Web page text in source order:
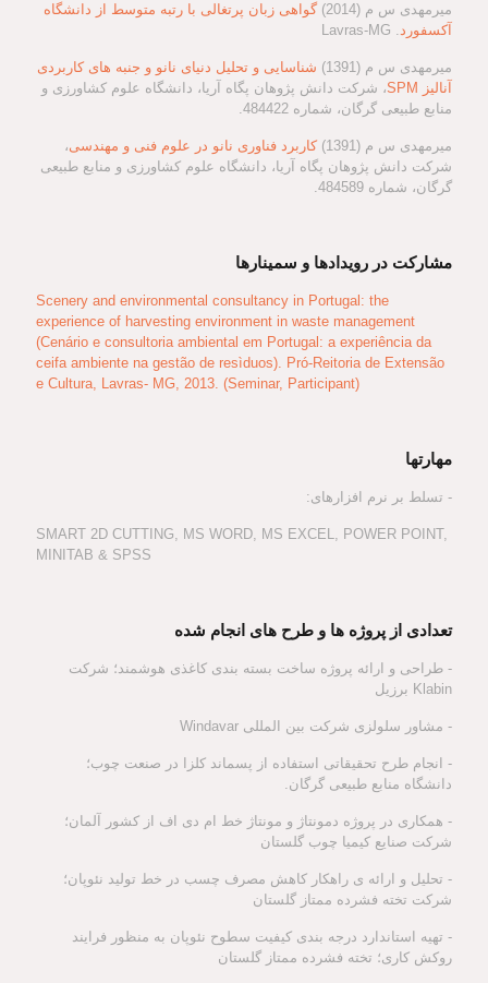
میرمهدی س م (2014)
گواهی زبان پرتغالی با رتبه متوسط از دانشگاه
آکسفورد. Lavras-MG
میرمهدی س م (1391)
شناسایی و تحلیل دنیای نانو و جنبه های کاربردی
آنالیز SPM
، شرکت دانش پژوهان پگاه آریا، دانشگاه علوم کشاورزی و
منابع طبیعی گرگان، شماره 484422.
میرمهدی س م (1391) کاربرد فناوری نانو در علوم فنی و مهندسی،
شرکت دانش پژوهان پگاه آریا، دانشگاه علوم کشاورزی و منابع طبیعی
گرگان، شماره 484589.
مشارکت در رویدادها و سمینارها
Scenery and environmental consultancy in Portugal: the
experience of harvesting environment in waste management
(Cenário e consultoria ambiental em Portugal: a experiência da
ceifa ambiente na gestão de resìduos). Pró-Reitoria de Extensão
e Cultura, Lavras- MG, 2013. (Seminar, Participant)
مهارتها
- تسلط بر نرم افزارهای:
SMART 2D CUTTING, MS WORD, MS EXCEL, POWER POINT,
MINITAB & SPSS
تعدادی از پروژه ها و طرح های انجام شده
- طراحی و ارائه پروژه ساخت بسته بندی کاغذی هوشمند؛ شرکت
Klabin برزیل
- مشاور سلولزی شرکت بین المللی Windavar
- انجام طرح تحقیقاتی استفاده از پسماند کلزا در صنعت چوب؛
دانشگاه منابع طبیعی گرگان.
- همکاری در پروژه دمونتاژ و مونتاژ خط ام دی اف از کشور آلمان؛
شرکت صنایع کیمیا چوب گلستان
- تحلیل و ارائه ی راهکار کاهش مصرف چسب در خط تولید نئوپان؛
شرکت تخته فشرده ممتاز گلستان
- تهیه استاندارد درجه بندی کیفیت سطوح نئوپان به منظور فرایند
روکش کاری؛ تخته فشرده ممتاز گلستان